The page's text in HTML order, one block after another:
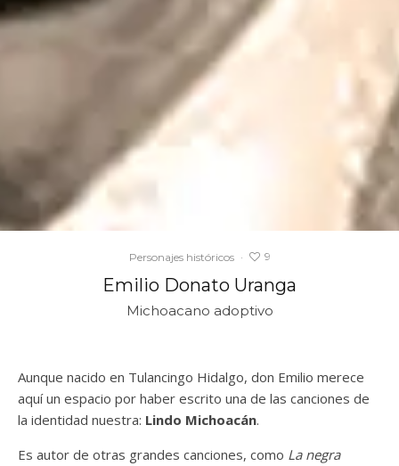
Personajes históricos · 9
Emilio Donato Uranga
Michoacano adoptivo
Aunque nacido en Tulancingo Hidalgo, don Emilio merece
aquí un espacio por haber escrito una de las canciones de
la identidad nuestra: Lindo Michoacán.
Es autor de otras grandes canciones, como La negra